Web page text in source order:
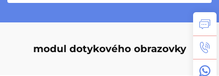
modul dotykového obrazovky